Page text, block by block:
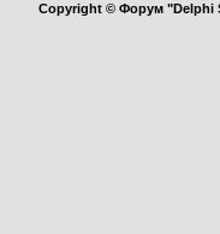
Copyright © Форум "Delphi